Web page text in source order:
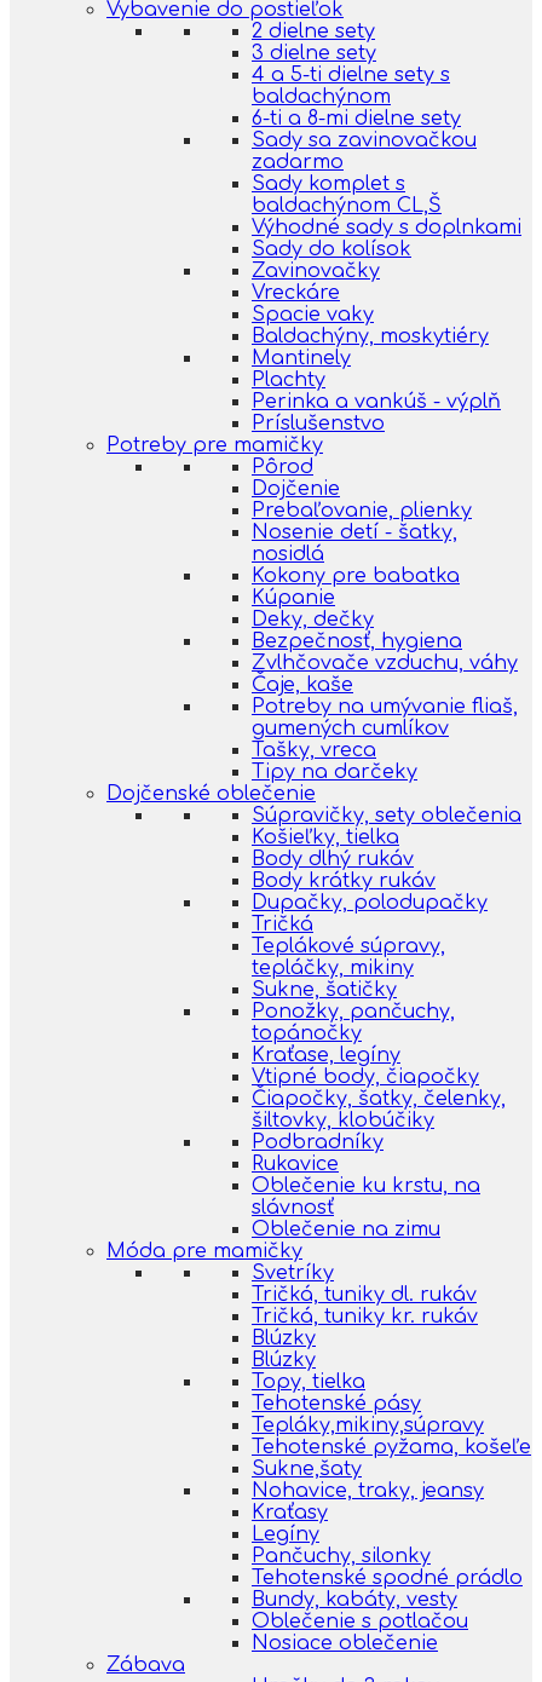
Vybavenie do postieľok
2 dielne sety
3 dielne sety
4 a 5-ti dielne sety s
baldachýnom
6-ti a 8-mi dielne sety
Sady sa zavinovačkou
zadarmo
Sady komplet s
baldachýnom CL,Š
Výhodné sady s doplnkami
Sady do kolísok
Zavinovačky
Vreckáre
Spacie vaky
Baldachýny, moskytiéry
Mantinely
Plachty
Perinka a vankúš - výplň
Príslušenstvo
Potreby pre mamičky
Pôrod
Dojčenie
Prebaľovanie, plienky
Nosenie detí - šatky,
nosidlá
Kokony pre babatka
Kúpanie
Deky, dečky
Bezpečnosť, hygiena
Zvlhčovače vzduchu, váhy
Čaje, kaše
Potreby na umývanie fliaš,
gumených cumlíkov
Tašky, vreca
Tipy na darčeky
Dojčenské oblečenie
Súpravičky, sety oblečenia
Košieľky, tielka
Body dlhý rukáv
Body krátky rukáv
Dupačky, polodupačky
Tričká
Teplákové súpravy,
tepláčky, mikiny
Sukne, šatičky
Ponožky, pančuchy,
topánočky
Kraťase, legíny
Vtipné body, čiapočky
Čiapočky, šatky, čelenky,
šiltovky, klobúčiky
Podbradníky
Rukavice
Oblečenie ku krstu, na
slávnosť
Oblečenie na zimu
Móda pre mamičky
Svetríky
Tričká, tuniky dl. rukáv
Tričká, tuniky kr. rukáv
Blúzky
Blúzky
Topy, tielka
Tehotenské pásy
Tepláky,mikiny,súpravy
Tehotenské pyžama, košeľe
Sukne,šaty
Nohavice, traky, jeansy
Kraťasy
Legíny
Pančuchy, silonky
Tehotenské spodné prádlo
Bundy, kabáty, vesty
Oblečenie s potlačou
Nosiace oblečenie
Zábava